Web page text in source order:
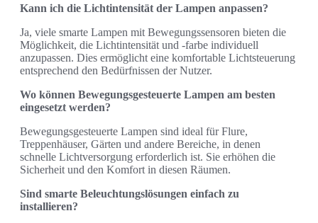
Kann ich die Lichtintensität der Lampen anpassen?
Ja, viele smarte Lampen mit Bewegungssensoren bieten die
Möglichkeit, die Lichtintensität und -farbe individuell
anzupassen. Dies ermöglicht eine komfortable Lichtsteuerung
entsprechend den Bedürfnissen der Nutzer.
Wo können Bewegungsgesteuerte Lampen am besten
eingesetzt werden?
Bewegungsgesteuerte Lampen sind ideal für Flure,
Treppenhäuser, Gärten und andere Bereiche, in denen
schnelle Lichtversorgung erforderlich ist. Sie erhöhen die
Sicherheit und den Komfort in diesen Räumen.
Sind smarte Beleuchtungslösungen einfach zu
installieren?